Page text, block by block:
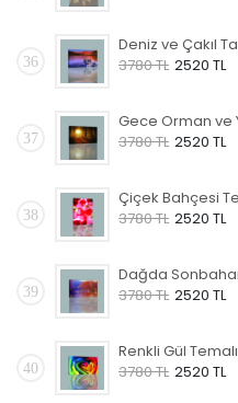
36
3780 TL 2520 TL
37
3780 TL 2520 TL
38
3780 TL 2520 TL
39
3780 TL 2520 TL
40
3780 TL 2520 TL